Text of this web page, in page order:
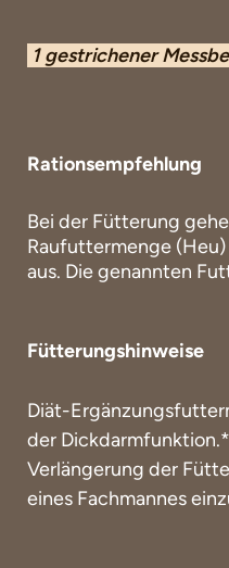
1 gestrichener
Rationsempfehlung
Bei der Fütterung
Raufuttermenge
aus. Die genannten
2 Teilrationen zu füttern.
Fütterungshinweise
Diät-
der
Verlängerung der
eines Fachmannes